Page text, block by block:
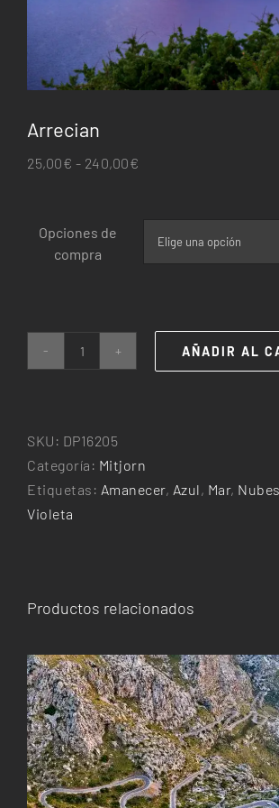
Arrecian
25,00€ - 240,00€
desde
25,00€
Opciones de
compra
Arrecian
AÑADIR AL
SKU: DP16205
Categoría: Mitjorn
Etiquetas: Amanecer, Azul, Mar, Nubes
Violeta
Productos relacionados
SELECCIONAR OPCIONESESTE
PRODUCTO
TIENE
/ DETALLES